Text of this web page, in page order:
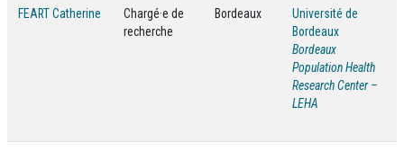
FEART Catherine
Chargé·e de
recherche
Bordeaux
Université de
Bordeaux
Bordeaux
Population Health
Research Center –
LEHA